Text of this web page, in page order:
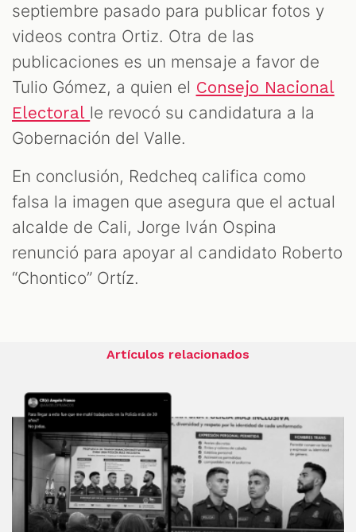
septiembre pasado para publicar fotos y
videos contra Ortiz. Otra de las
publicaciones es un mensaje a favor de
Tulio Gómez, a quien el Consejo Nacional
Electoral le revocó su candidatura a la
Gobernación del Valle.
En conclusión, Redcheq califica como
falsa la imagen que asegura que el actual
alcalde de Cali, Jorge Iván Ospina
renunció para apoyar al candidato Roberto
“Chontico” Ortíz.
Artículos relacionados